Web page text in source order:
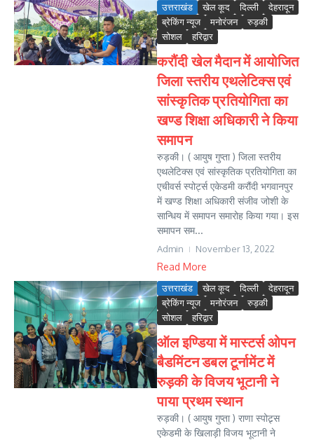
उत्तराखंड खेल कूद दिल्ली
देहरादून
ब्रेकिंग न्यूज
मनोरंजन
रुड़की
सोशल
हरिद्वार
करौंदी खेल मैदान में आयोजित
जिला स्तरीय एथलेटिक्स एवं
सांस्कृतिक प्रतियोगिता का
खण्ड शिक्षा अधिकारी ने किया
समापन
रुड़की। ( आयुष गुप्ता ) जिला स्तरीय
एथलेटिक्स एवं सांस्कृतिक प्रतियोगिता का
एचीवर्स स्पोर्ट्स एकेडमी करौंदी भगवानपुर
में खण्ड शिक्षा अधिकारी संजीव जोशी के
सान्धिय में समापन समारोह किया गया। इस
समापन सम...
Admin November 13, 2022
Read More
उत्तराखंड खेल कूद दिल्ली
देहरादून
ब्रेकिंग न्यूज
मनोरंजन
रुड़की
सोशल
हरिद्वार
ऑल इण्डिया में मास्टर्स ओपन
बैडमिंटन डबल टूर्नामेंट में
रुड़की के विजय भूटानी ने
पाया प्रथम स्थान
रुड़की। ( आयुष गुप्ता ) राणा स्पोट्र्स
एकेडमी के खिलाड़ी विजय भूटानी ने